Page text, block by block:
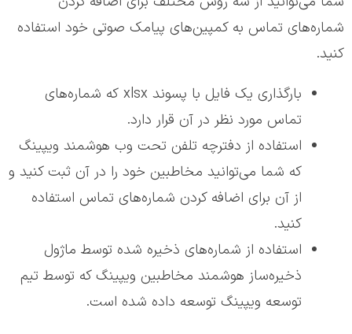
شماره‌های تماس به کمپین‌های پیامک صوتی خود استفاده
کنید.
بارگذاری یک فایل با پسوند xlsx که شماره‌های
تماس مورد نظر در آن قرار دارد.
استفاده از دفترچه تلفن تحت وب هوشمند ویپینگ
که شما می‌توانید مخاطبین خود را در آن ثبت کنید و
از آن برای اضافه کردن شماره‌های تماس استفاده
کنید.
استفاده از شماره‌های ذخیره شده توسط ماژول
ذخیره‌ساز هوشمند مخاطبین ویپینگ که توسط تیم
توسعه ویپینگ توسعه داده شده است.